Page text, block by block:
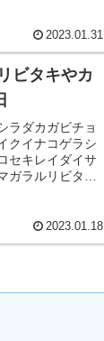
2023.01.31
ビタキやカ
ラダカガビチョ
クイナコゲラシ
セキレイダイサ
ガラルリビタキ
2023.01.18